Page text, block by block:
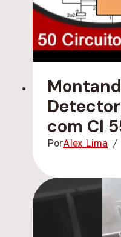
com CI
PorAlex Lima